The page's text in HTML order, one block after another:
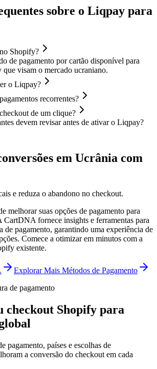
sobre o Liqpay para
Shopify?
de pagamento por cartão disponível para
visam o mercado ucraniano.
o Liqpay?
recorrentes?
de um clique?
devem revisar antes de ativar o Liqpay?
em Ucrânia com
e reduza o abandono no checkout.
melhorar suas opções de pagamento para
CartDNA fornece insights e ferramentas para
de pagamento, garantindo uma experiência de
Comece a otimizar em minutos com a
existente.
Explorar Mais Métodos de Pagamento
de pagamento
checkout Shopify para
pagamento, países e escolhas de
a conversão do checkout em cada